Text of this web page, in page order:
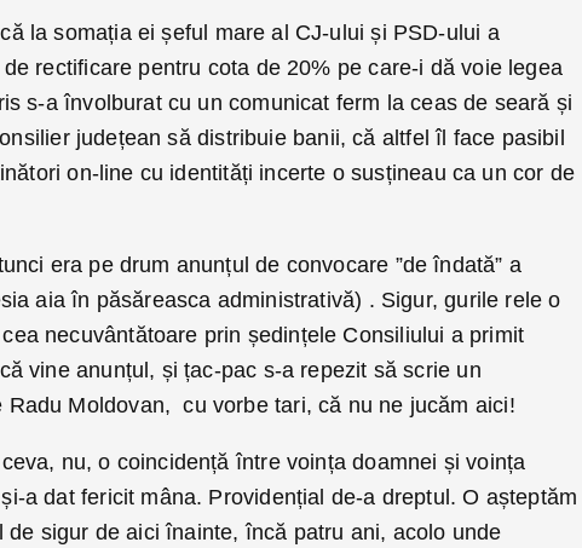
la somația ei șeful mare al CJ-ului și PSD-ului a
rectificare pentru cota de 20% pe care-i dă voie legea
s-a învolburat cu un comunicat ferm la ceas de seară și
județean să distribuie banii, că altfel îl face pasibil
on-line cu identități incerte o susțineau ca un cor de
era pe drum anunțul de convocare ”de îndată” a
aia în păsăreasca administrativă) . Sigur, gurile rele o
necuvântătoare prin ședințele Consiliului a primit
vine anunțul, și țac-pac s-a repezit să scrie un
Radu Moldovan, cu vorbe tari, că nu ne jucăm aici!
nu, o coincidență între voința doamnei și voința
a dat fericit mâna. Providențial de-a dreptul. O așteptăm
de sigur de aici înainte, încă patru ani, acolo unde